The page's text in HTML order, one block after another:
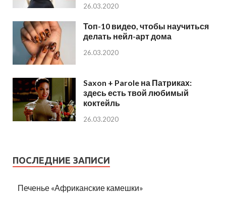
26.03.2020
Топ-10 видео, чтобы научиться
делать нейл-арт дома
26.03.2020
Saxon + Parole на Патриках:
здесь есть твой любимый
коктейль
26.03.2020
ПОСЛЕДНИЕ ЗАПИСИ
Печенье «Африканские камешки»